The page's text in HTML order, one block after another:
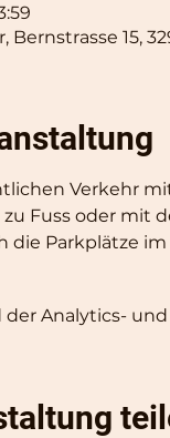
Bernstrasse 15,
Verkehr
Fuss oder mit
die Parkplätze
der Analytics-